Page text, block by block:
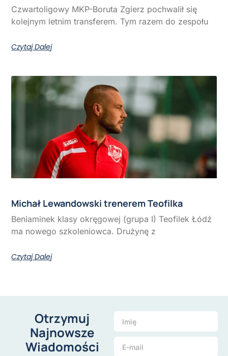
Czwartoligowy MKP-Boruta Zgierz pochwalił się
kolejnym letnim transferem. Tym razem do zespołu
Czytaj Dalej
Michał Lewandowski trenerem Teofilka
Beniaminek klasy okręgowej (grupa I) Teofilek Łódź
ma nowego szkoleniowca. Drużynę z
Czytaj Dalej
Otrzymuj
Najnowsze
Wiadomości